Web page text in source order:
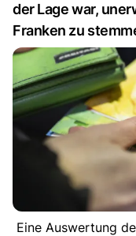
der Lage war,
Franken zu
Eine Auswertung